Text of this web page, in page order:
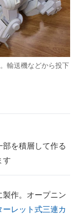
輸送機などから投下
を積層して作る
す
製作。オープニン
ーレット式三連カ